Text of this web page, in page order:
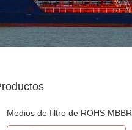
Medios de filtro de ROHS MBBR